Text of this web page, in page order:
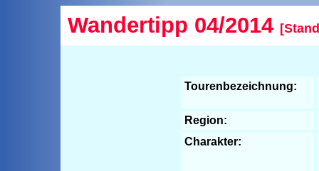
Wandertipp 04/2014
Tourenbezeichnung:
Region:
Charakter: